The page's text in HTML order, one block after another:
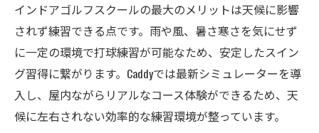
インドアゴルフスクールの最大のメリットは天候に影響
されず練習できる点です。雨や風、暑さ寒さを気にせず
に一定の環境で打球練習が可能なため、安定したスイン
グ習得に繋がります。Caddyでは最新シミュレーターを導
入し、屋内ながらリアルなコース体験ができるため、天
候に左右されない効率的な練習環境が整っています。